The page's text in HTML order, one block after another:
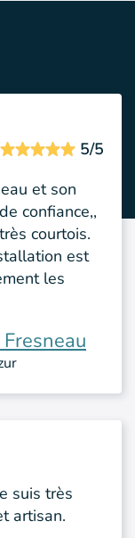
5/5
et son
confiance,,
courtois.
est
les
suis très
artisan.